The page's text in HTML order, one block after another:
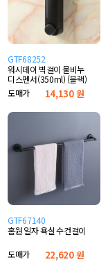
GTF68252
워시데이 벽걸이 물비누
디스펜서(350ml) (블랙)
도매가
14,130 원
GTF67140
홈원 일자 욕실 수건걸이
도매가
22,620 원